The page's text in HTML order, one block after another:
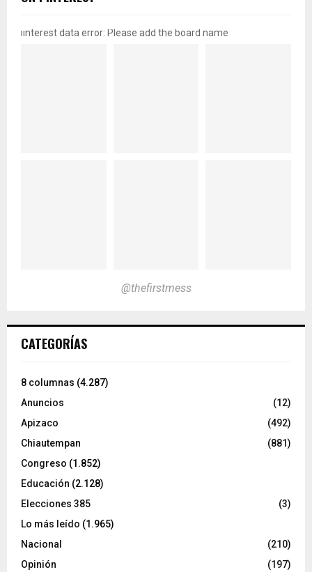
pinterest data error: Please add the board name
@thefirstmess
CATEGORÍAS
8 columnas (4.287)
Anuncios
(12)
Apizaco
(492)
Chiautempan
(881)
Congreso (1.852)
Educación (2.128)
Elecciones 385
(3)
Lo más leído (1.965)
Nacional
(210)
Opinión
(197)